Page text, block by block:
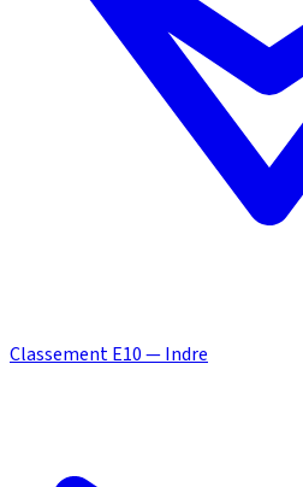
Classement E10 — Indre